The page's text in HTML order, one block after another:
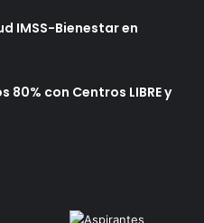
IMSS-Bienestar en
con Centros LIBRE y